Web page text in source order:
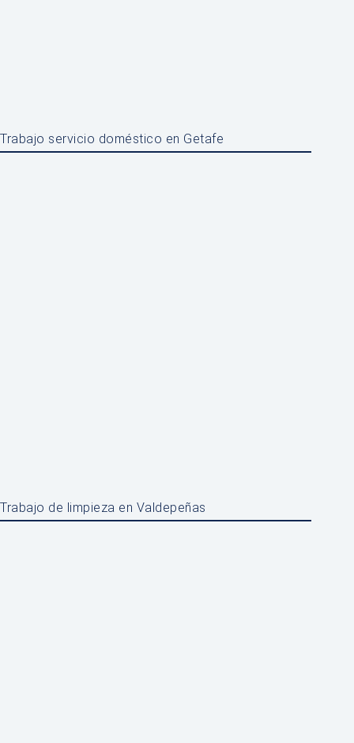
Trabajo servicio doméstico en Getafe
Trabajo de limpieza en Valdepeñas